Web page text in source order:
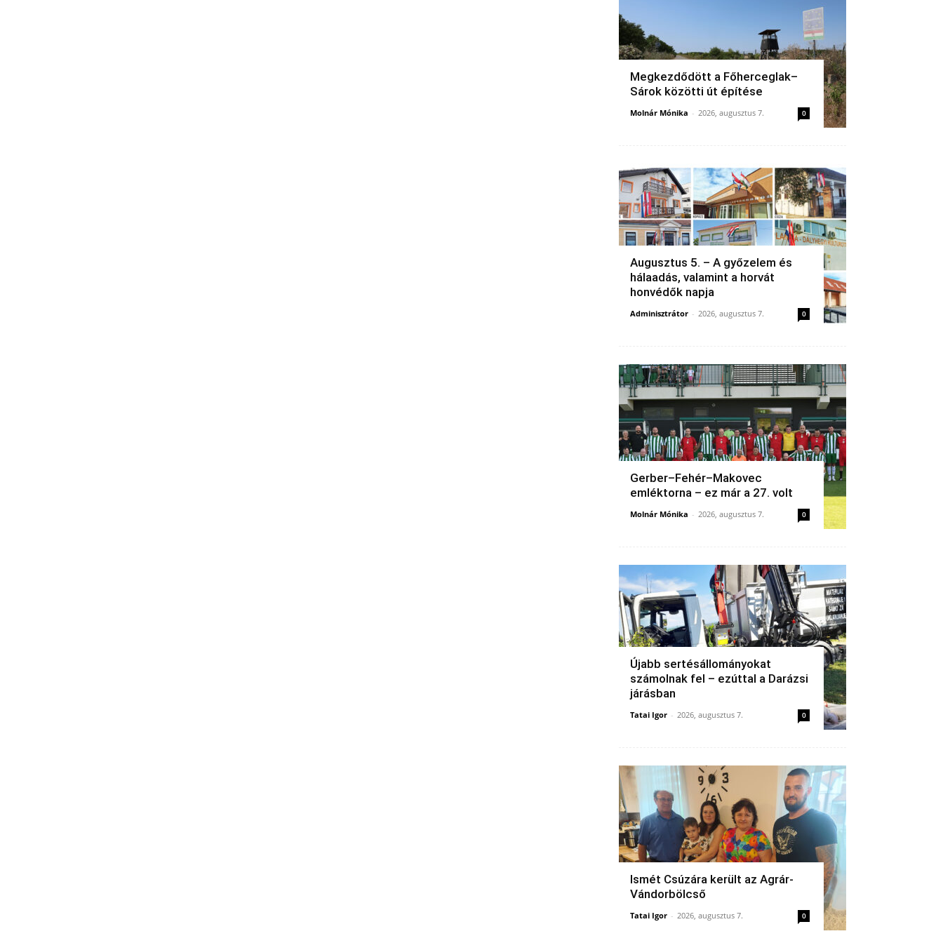
Megkezdődött a Főherceglak–
Sárok közötti út építése
Molnár Mónika - 2026, augusztus 7. 0
Augusztus 5. – A győzelem és
hálaadás, valamint a horvát
honvédők napja
Adminisztrátor - 2026, augusztus 7. 0
Gerber–Fehér–Makovec
emléktorna – ez már a 27. volt
Molnár Mónika - 2026, augusztus 7. 0
Újabb sertésállományokat
számolnak fel – ezúttal a Darázsi
járásban
Tatai Igor - 2026, augusztus 7. 0
Ismét Csúzára került az Agrár-
Vándorbölcső
Tatai Igor - 2026, augusztus 7. 0